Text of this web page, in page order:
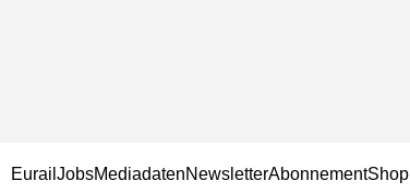
EurailJobsMediadatenNewsletterAbonnementShop